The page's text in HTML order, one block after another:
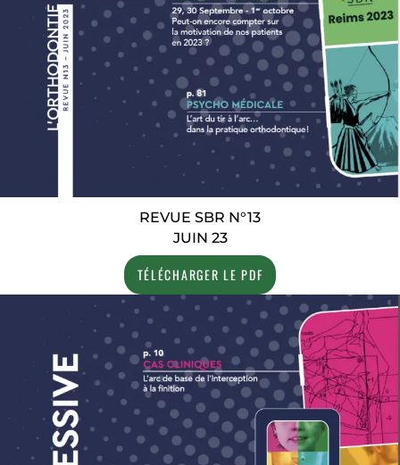
REVUE SBR N°13
JUIN 23
TÉLÉCHARGER LE PDF